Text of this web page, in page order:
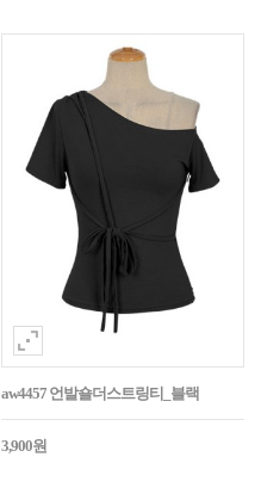
aw4457 언발숄더스트링티_블랙
3,900원